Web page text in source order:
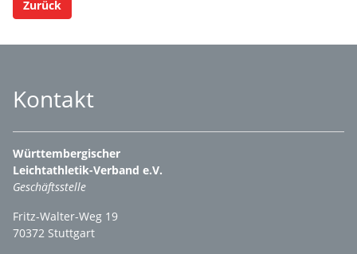
Zurück
Kontakt
Württembergischer
Leichtathletik-Verband e.V.
Geschäftsstelle
Fritz-Walter-Weg 19
70372 Stuttgart